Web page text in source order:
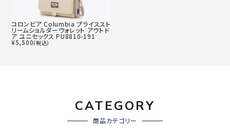
コロンビア Columbia プライススト
リームショルダーウォレット アウトド
ア ユニセックス PU8810-191
¥5,500(税込)
CATEGORY
商品カテゴリー